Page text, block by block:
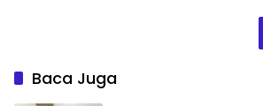
Baca Juga